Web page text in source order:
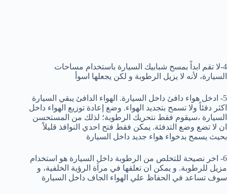
4-لا تقم ابداً بمسح شبابيك السيارة باستخدام مساحات
السيارة، لأنه لا يزيل الرطوبة و لكن يجعلها اسوأ
5- ادخل هواء دافئ داخل السيارة. الهواء الدافئ يبقي السيارة
اكثر دفئاً ولا تسمح بتجديد الهواء. وضع إعادة توزيع الهواء داخل
السيارة ،سيقوم فقط نتحريك الرطوبة؛ لذلك من المستحسن
ان لا تضع وضع التدفئة. يمكن فقط فتح احدي النوافذ قليلاً
بحيث يسمح بدخواء هواء جديد داخل السيارة
6- اخر نصيحة للتخلص من الرطوبة داخل السيارة هو استخدام
مزيل للرطوبة. و يمكن ان تعلقها في مراَة الرؤية الخلفية، و
سوف تساعد في الحفاظ علي الهواء الجاف داخل السيارة